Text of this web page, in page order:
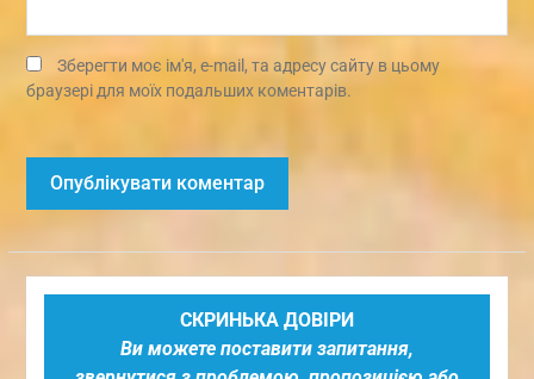
Зберегти моє ім'я, e-mail, та адресу сайту в цьому
браузері для моїх подальших коментарів.
СКРИНЬКА ДОВІРИ
Ви можете поставити запитання,